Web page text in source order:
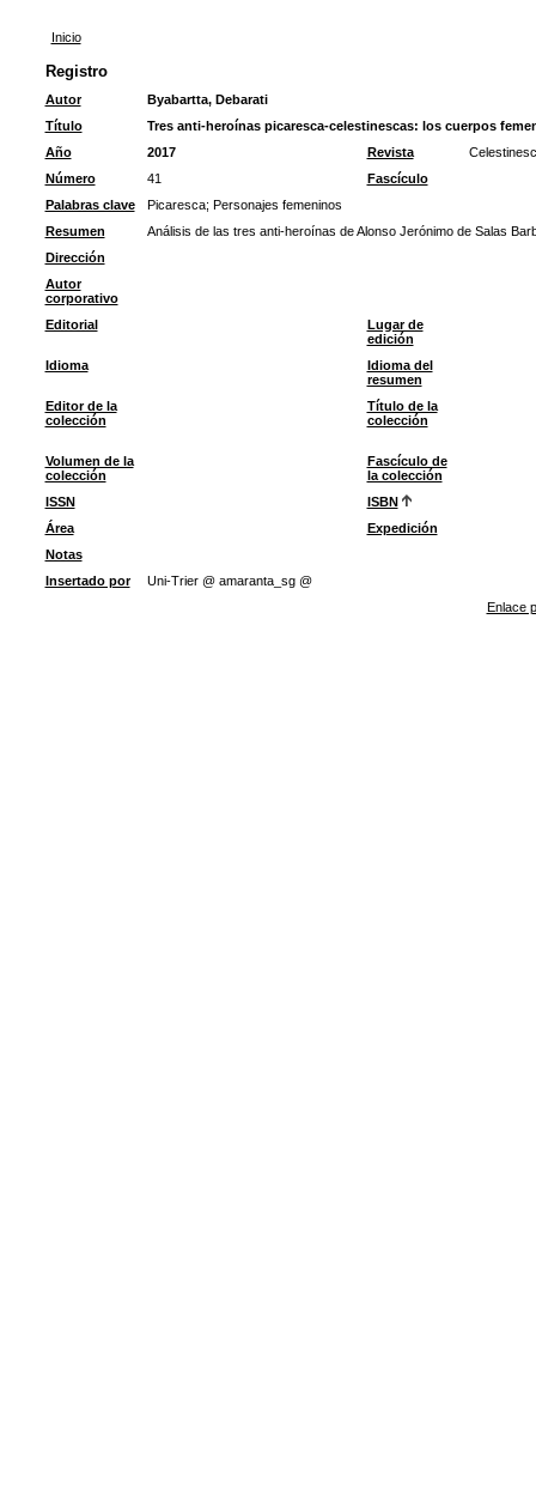
Inicio
Registro
Autor
Byabartta, Debarati
Título
Tres anti-heroínas picaresca-celestinescas: los cuerpos
Año
2017 Revista
Número
41
Fascículo
Palabras clave
Picaresca; Personajes femeninos
Resumen
Análisis de las tres anti-heroínas de Alonso Jerónimo de Salas
Dirección
Autor
corporativo
Editorial
Lugar de
edición
Idioma
Idioma del
resumen
Editor de la
colección
Título de la
colección
Volumen de la
colección
Fascículo de
la colección
ISSN
ISBN
Área
Expedición
Notas
Insertado por
Uni-Trier @ amaranta_sg @
Enlace